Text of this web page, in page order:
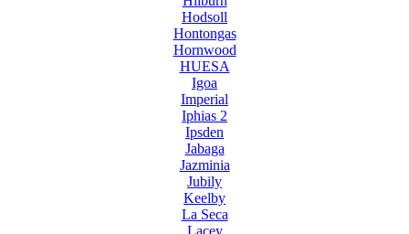
Hodsoll
Hontongas
Hornwood
HUESA
Igoa
Imperial
Iphias 2
Ipsden
Jabaga
Jazminia
Jubily
Keelby
La Seca
Lacey